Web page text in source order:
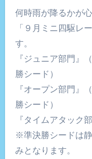
何時雨が降るかが心配ですが、明日開催予定の
「９月ミニ四駆レ
す。
『ジュニア部門』
勝シード）
『オープン部門』
勝シード）
『タイムアタック
※準決勝シードは
みとなります。